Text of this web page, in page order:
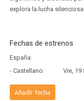
explora la lucha
Fechas de estrenos
España:
- Castellano:
Vie, 19 Sep
Añadir fecha